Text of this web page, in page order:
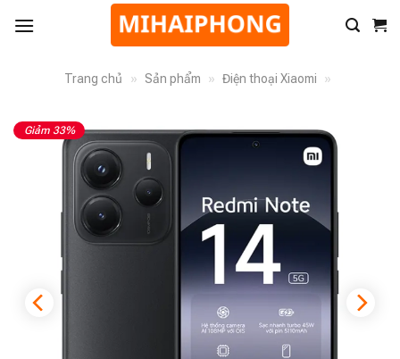
Trang chủ » Sản phẩm » Điện thoại Xiaomi »
Giảm 33%